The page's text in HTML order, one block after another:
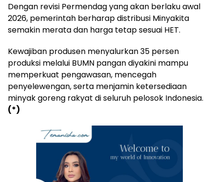
Dengan revisi Permendag yang akan berlaku awal
2026, pemerintah berharap distribusi Minyakita
semakin merata dan harga tetap sesuai HET.
Kewajiban produsen menyalurkan 35 persen
produksi melalui BUMN pangan diyakini mampu
memperkuat pengawasan, mencegah
penyelewengan, serta menjamin ketersediaan
minyak goreng rakyat di seluruh pelosok Indonesia.
(*)